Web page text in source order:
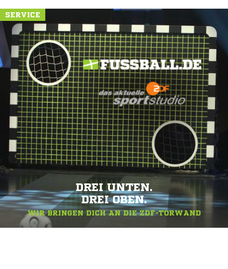
SERVICE
DREI UNTEN.
DREI OBEN.
WIR BRINGEN DICH AN DIE ZDF-TORWAND